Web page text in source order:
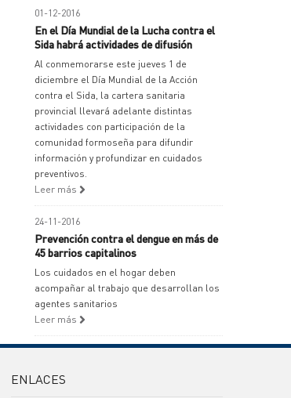
01-12-2016
En el Día Mundial de la Lucha contra el
Sida habrá actividades de difusión
Al conmemorarse este jueves 1 de
diciembre el Día Mundial de la Acción
contra el Sida, la cartera sanitaria
provincial llevará adelante distintas
actividades con participación de la
comunidad formoseña para difundir
información y profundizar en cuidados
preventivos.
Leer más
24-11-2016
Prevención contra el dengue en más de
45 barrios capitalinos
Los cuidados en el hogar deben
acompañar al trabajo que desarrollan los
agentes sanitarios
Leer más
ENLACES